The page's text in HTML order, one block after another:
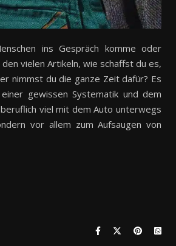
ins Gespräch komme oder
vielen Artikeln, wie schaffst du es,
nimmst du die ganze Zeit dafür? Es
gewissen Systematik und dem
viel mit dem Auto unterwegs
vor allem zum Aufsaugen von